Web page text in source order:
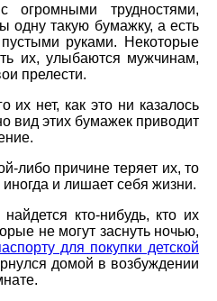
огромными трудностями,
одну такую бумажку, а есть
руками. Некоторые
их, улыбаются мужчинам,
прелести.
их нет, как это ни казалось
вид этих бумажек приводит
либо причине теряет их, то
иногда и лишает себя жизни.
кто-нибудь, кто их
не могут заснуть ночью,
для покупки детской
домой в возбуждении